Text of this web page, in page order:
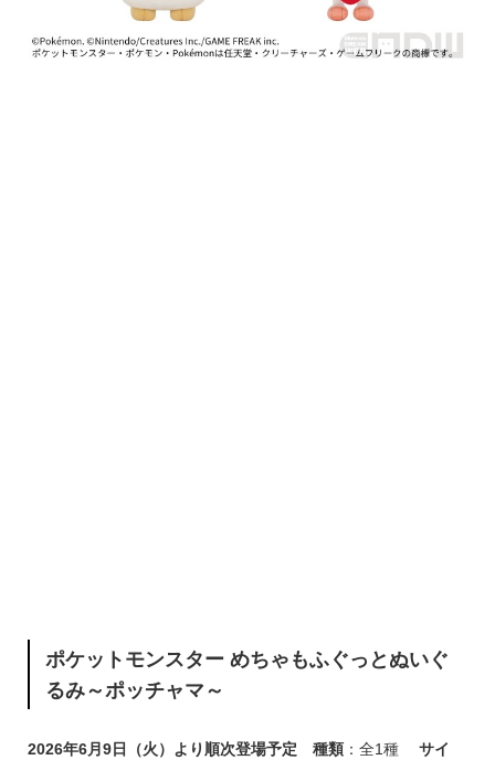
ポケットモンスター めちゃもふぐっとぬいぐ
るみ～ポッチャマ～
2026年6月9日（火）より順次登場予定 種類：全1種 サイ